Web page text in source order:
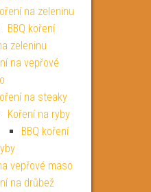
na zeleninu
BBQ koření
zeleninu
na vepřové
na steaky
Koření na ryby
BBQ koření
vepřové maso
na drůbež